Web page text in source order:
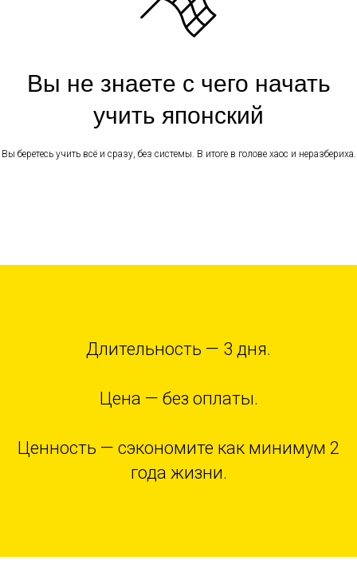
Вы не знаете с чего начать
учить японский
Вы беретесь учить всё и сразу, без системы. В итоге в голове хаос и неразбериха.
Длительность — 3 дня.
Цена — без оплаты.
Ценность — сэкономите как минимум 2
года жизни.